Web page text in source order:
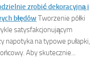
zrobić dekoracyjną i
błędów Tworzenie półki
satysfakcjonującym
napotyka na typowe pułapki,
Aby skutecznie...